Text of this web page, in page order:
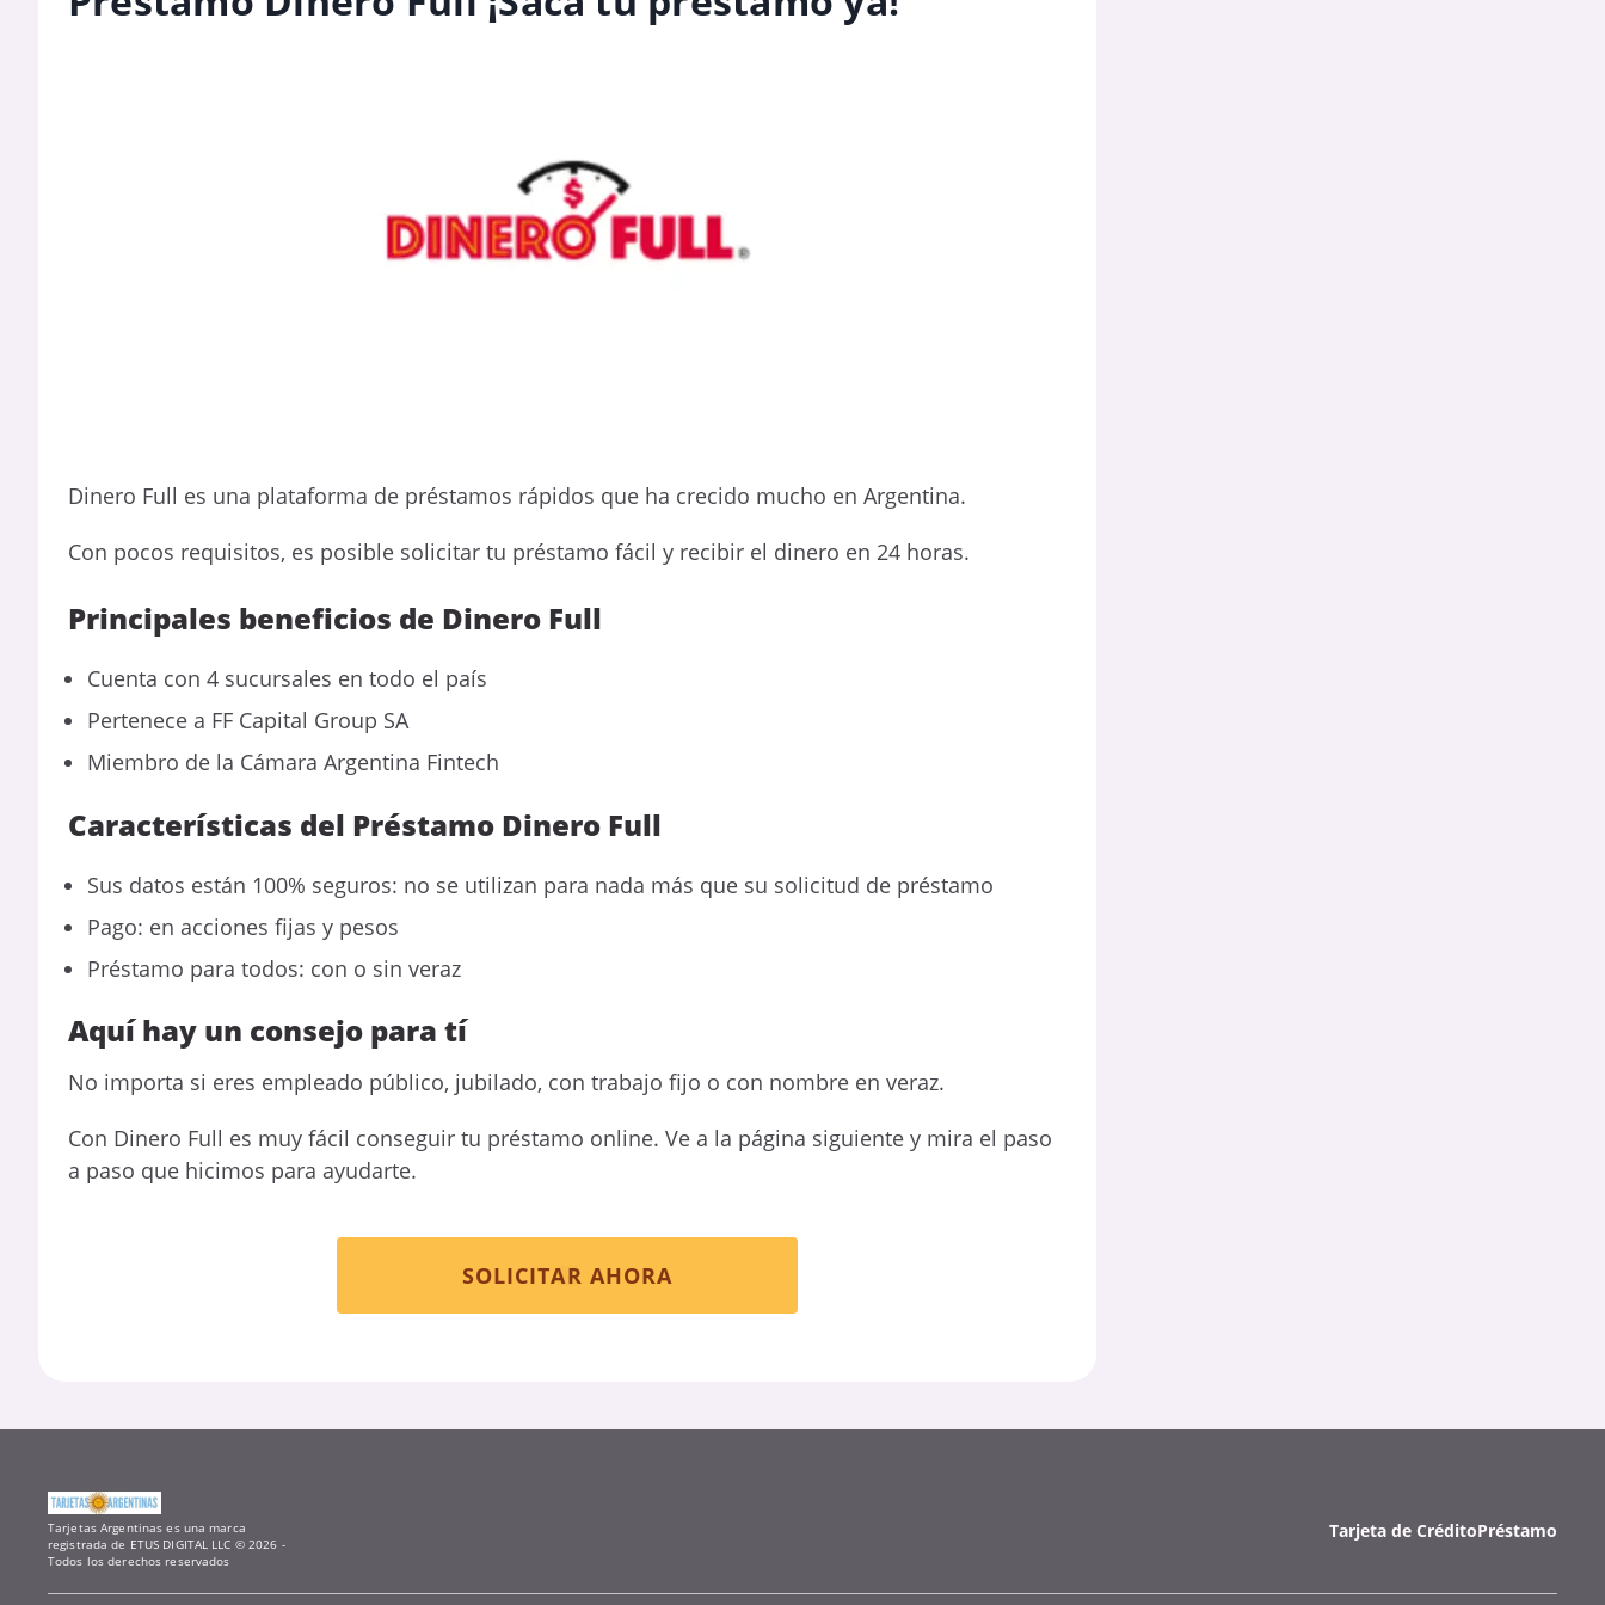
Dinero Full es una plataforma de préstamos rápidos que ha crecido mucho en Argentina.
Con pocos requisitos, es posible solicitar tu préstamo fácil y recibir el dinero en 24 horas.
Principales beneficios de Dinero Full
Cuenta con 4 sucursales en todo el país
Pertenece a FF Capital Group SA
Miembro de la Cámara Argentina Fintech
Características del Préstamo Dinero Full
Sus datos están 100% seguros: no se utilizan para nada más que su solicitud de préstamo
Pago: en acciones fijas y pesos
Préstamo para todos: con o sin veraz
Aquí hay un consejo para tí
No importa si eres empleado público, jubilado, con trabajo fijo o con nombre en veraz.
Con Dinero Full es muy fácil conseguir tu préstamo online. Ve a la página siguiente y mira el paso
a paso que hicimos para ayudarte.
SOLICITAR AHORA
Tarjetas Argentinas es una marca
registrada de ETUS DIGITAL LLC © 2026 -
Todos los derechos reservados
Tarjeta de CréditoPréstamo